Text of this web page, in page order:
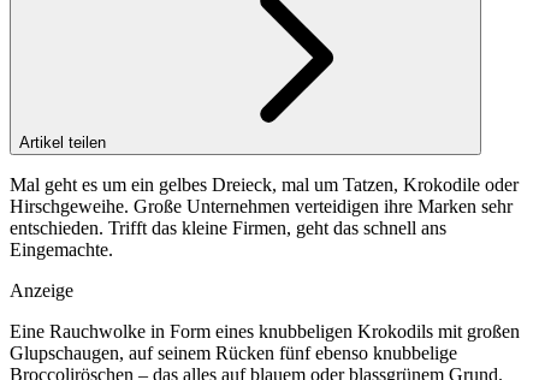
Artikel teilen
Mal geht es um ein gelbes Dreieck, mal um Tatzen, Krokodile oder
Hirschgeweihe. Große Unternehmen verteidigen ihre Marken sehr
entschieden. Trifft das kleine Firmen, geht das schnell ans
Eingemachte.
Anzeige
Eine Rauchwolke in Form eines knubbeligen Krokodils mit großen
Glupschaugen, auf seinem Rücken fünf ebenso knubbelige
Broccoliröschen – das alles auf blauem oder blassgrünem Grund.